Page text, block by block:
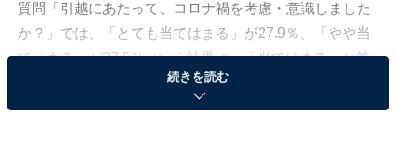
質問「引越にあたって、コロナ禍を考慮・意識しました
か？」では、「とても当てはまる」が27.9％、「やや当
てはまる」が27.5％という結果に。「当てはまる」と答
えた人が半数を超えています。
続きを読む